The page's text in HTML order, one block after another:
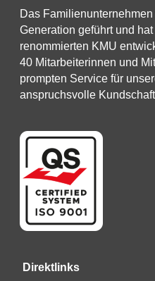
Das
Generation geführt und
renommierten KMU
40 Mitarbeiterinnen und
prompten Service für
anspruchsvolle
Direktlinks